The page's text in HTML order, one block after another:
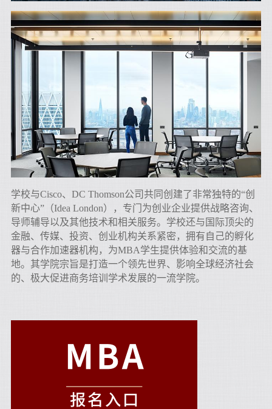
学校与Cisco、DC Thomson公司共同创建了非常独特的“创
新中心”（Idea London），专门为创业企业提供战略咨询、
导师辅导以及其他技术和相关服务。学校还与国际顶尖的
金融、传媒、投资、创业机构关系紧密，拥有自己的孵化
器与合作加速器机构，为MBA学生提供体验和交流的基
地。 其学院宗旨是打造一个领先世界、影响全球经济社会
的、极大促进商务培训学术发展的一流学院。